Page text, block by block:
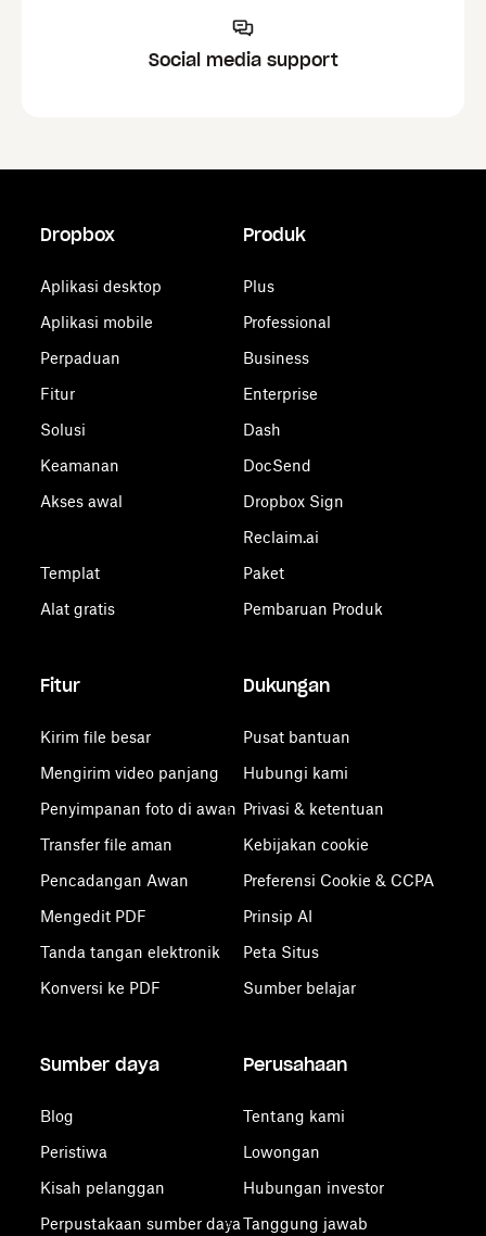
Social media support
Dropbox
Aplikasi desktop
Aplikasi mobile
Perpaduan
Fitur
Solusi
Keamanan
Akses awal
Templat
Alat gratis
Produk
Plus
Professional
Business
Enterprise
Dash
DocSend
Dropbox Sign
Reclaim.ai
Paket
Pembaruan Produk
Fitur
Kirim file besar
Mengirim video panjang
Penyimpanan foto di awan
Transfer file aman
Pencadangan Awan
Mengedit PDF
Tanda tangan elektronik
Konversi ke PDF
Dukungan
Pusat bantuan
Hubungi kami
Privasi & ketentuan
Kebijakan cookie
Preferensi Cookie & CCPA
Prinsip AI
Peta Situs
Sumber belajar
Sumber daya
Blog
Peristiwa
Kisah pelanggan
Perpustakaan sumber daya
Perusahaan
Tentang kami
Lowongan
Hubungan investor
Tanggung jawab